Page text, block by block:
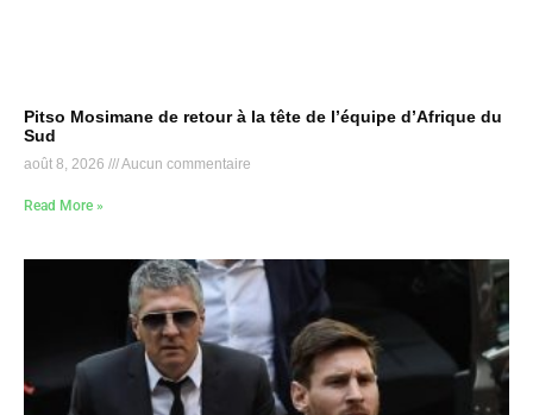
Pitso Mosimane de retour à la tête de l’équipe d’Afrique du
Sud
août 8, 2026 Aucun commentaire
Read More »